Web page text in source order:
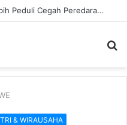
Pemkab Tuban Ajak Warga Lebih Peduli Cegah Peredaran Rokok Ilegal
& WIRAUSAHA